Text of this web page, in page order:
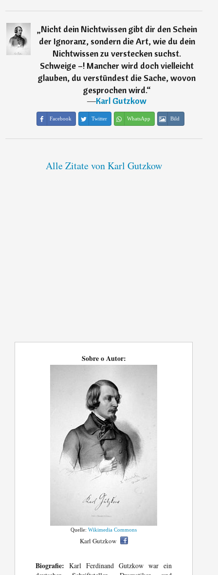
„Nicht dein Nichtwissen gibt dir den Schein
der Ignoranz, sondern die Art, wie du dein
Nichtwissen zu verstecken suchst.
Schweige –! Mancher wird doch vielleicht
glauben, du verstündest die Sache, wovon
gesprochen wird.“
―Karl Gutzkow
Facebook Twitter WhatsApp Bild
Alle Zitate von Karl Gutzkow
Sobre o Autor:
Quelle:Wikimedia Commons
Karl Gutzkow
Biografie: Karl Ferdinand Gutzkow war ein